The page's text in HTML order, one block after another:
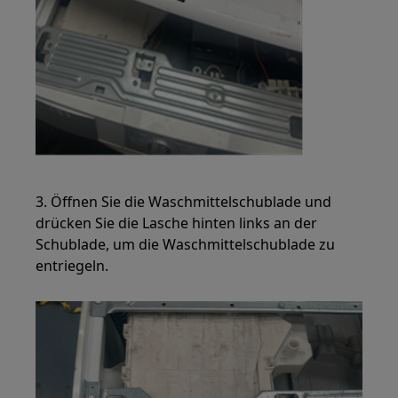
3. Öffnen Sie die Waschmittelschublade und
drücken Sie die Lasche hinten links an der
Schublade, um die Waschmittelschublade zu
entriegeln.